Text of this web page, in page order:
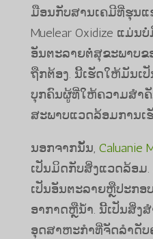
ມືອນກັບສານເຄມີທີ່ຮຸນແຮ
Muelear Oxidize ແມ່
ອັນຕະລາຍຕໍ່ສຸຂະພາບຂ
ຖືກຕ້ອງ. ນີ້ເຮັດໃຫ້ມັນເ
ບຸກຄົນຜູ້ທີ່ໃຫ້ຄວາມສໍາ
ສະພາບແວດລ້ອມການເ
ນອກຈາກນັ້ນ, Caluanie
ເປັນມິດກັບສິ່ງແວດລ້ອ
ເປັນອັນຕະລາຍຫຼືປະກ
ອາກາດຫຼືນ້ໍາ. ນີ້ເປັນສິ່ງ
ອຸດສາຫະກໍາທີ່ຈັດລໍາດັ